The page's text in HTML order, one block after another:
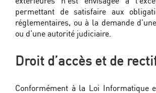
permettant de satisfaire aux
réglementaires, ou à la demande
ou d’une autorité judiciaire.
Droit d’accès et de
Conformément à la Loi Informatique